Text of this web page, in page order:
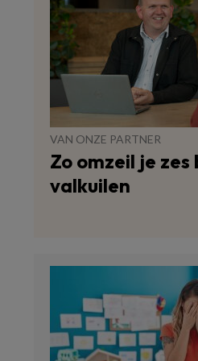
VAN ONZE PARTNER
Zo omzeil je zes
valkuilen